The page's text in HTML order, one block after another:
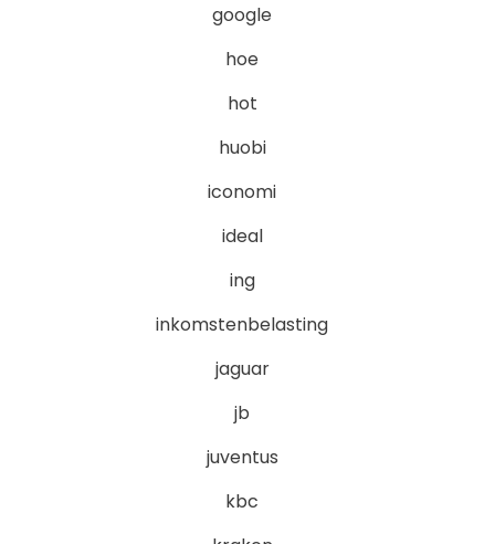
google
hoe
hot
huobi
iconomi
ideal
ing
inkomstenbelasting
jaguar
jb
juventus
kbc